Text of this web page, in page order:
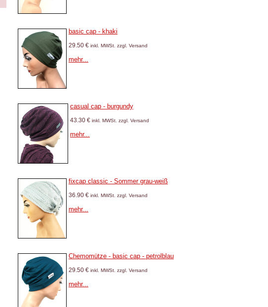
basic cap - khaki
29.50 € inkl. MWSt. zzgl. Versand
mehr...
casual cap - burgundy
43.30 € inkl. MWSt. zzgl. Versand
mehr...
fixcap classic - Sommer grau-weiß
36.90 € inkl. MWSt. zzgl. Versand
mehr...
Chemomütze - basic cap - petrolblau
29.50 € inkl. MWSt. zzgl. Versand
mehr...